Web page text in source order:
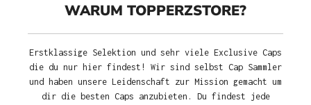
WARUM TOPPERZSTORE?
Erstklassige Selektion und sehr viele Exclusive Caps
die du nur hier findest! Wir sind selbst Cap Sammler
und haben unsere Leidenschaft zur Mission gemacht um
dir die besten Caps anzubieten. Du findest jede